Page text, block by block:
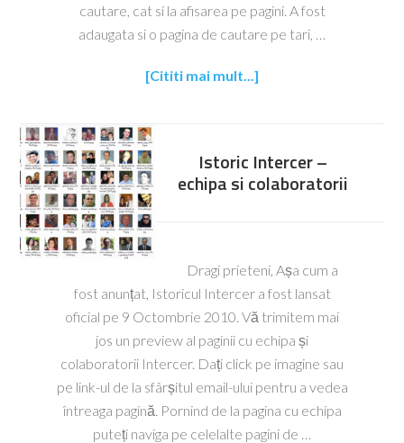
cautare, cat si la afisarea pe pagini. A fost
adaugata si o pagina de cautare pe tari, …
[Cititi mai mult...]
Istoric Intercer –
echipa si colaboratorii
Dragi prieteni, Așa cum a
fost anunțat, Istoricul Intercer a fost lansat
oficial pe 9 Octombrie 2010. Vă trimitem mai
jos un preview al paginii cu echipa și
colaboratorii Intercer. Dați click pe imagine sau
pe link-ul de la sfârșitul email-ului pentru a vedea
întreaga pagină. Pornind de la pagina cu echipa
puteți naviga pe celelalte pagini de …